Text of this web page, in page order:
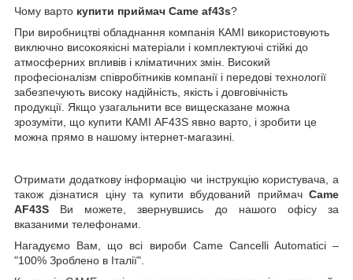
Чому варто купити приймач Came af43s?
При виробництві обладнання компанія КАМІ використовують
виключно високоякісні матеріали і комплектуючі стійкі до
атмосферних впливів і кліматичних змін. Високий
професіоналізм співробітників компанії і передові технології
забезпечують високу надійність, якість і довговічність
продукції. Якщо узагальнити все вищесказане можна
зрозуміти, що купити КАМІ AF43S явно варто, і зробити це
можна прямо в нашому інтернет-магазині.
Отримати додаткову інформацію чи інструкцію користувача, а
також дізнатися ціну та купити вбудований приймач Came
AF43S Ви можете, звернувшись до нашого офісу за
вказаними телефонами.
Нагадуємо Вам, що всі вироби Came Cancelli Automatici –
"100% Зроблено в Італії".